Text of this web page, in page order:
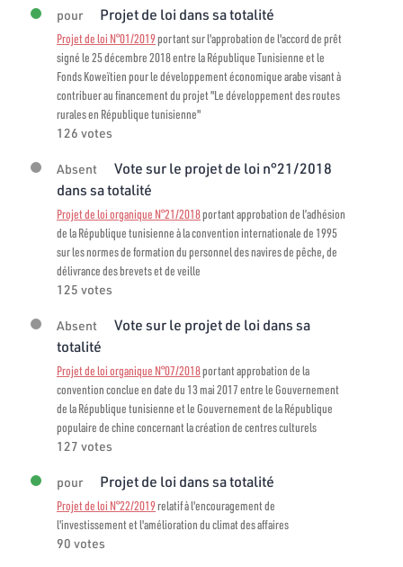
pour Projet de loi dans sa totalité
Projet de loi N°01/2019portant sur l'approbation de l'accord de prêt
signé le 25 décembre 2018 entre la République Tunisienne et le
Fonds Koweïtien pour le développement économique arabe visant à
contribuer au financement du projet "Le développement des routes
rurales en République tunisienne"
126 votes
Absent
Vote sur le projet de loi n°21/2018
dans sa totalité
Projet de loi organique N°21/2018portant approbation de l’adhésion
de la République tunisienne à la convention internationale de 1995
sur les normes de formation du personnel des navires de pêche, de
délivrance des brevets et de veille
125 votes
Absent
Vote sur le projet de loi dans sa
totalité
Projet de loi organique N°07/2018portant approbation de la
convention conclue en date du 13 mai 2017 entre le Gouvernement
de la République tunisienne et le Gouvernement de la République
populaire de chine concernant la création de centres culturels
127 votes
pour Projet de loi dans sa totalité
Projet de loi N°22/2019relatif à l'encouragement de
l'investissement et l'amélioration du climat des affaires
90 votes